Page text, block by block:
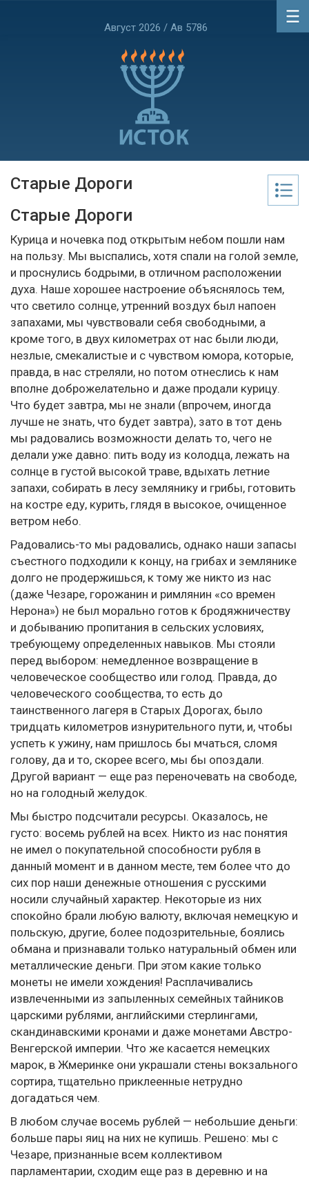
Август 2026 / Ав 5786
Старые Дороги
Старые Дороги
Курица и ночевка под открытым небом пошли нам
на пользу. Мы выспались, хотя спали на голой земле,
и проснулись бодрыми, в отличном расположении
духа. Наше хорошее настроение объяснялось тем,
что светило солнце, утренний воздух был напоен
запахами, мы чувствовали себя свободными, а
кроме того, в двух километрах от нас были люди,
незлые, смекалистые и с чувством юмора, которые,
правда, в нас стреляли, но потом отнеслись к нам
вполне доброжелательно и даже продали курицу.
Что будет завтра, мы не знали (впрочем, иногда
лучше не знать, что будет завтра), зато в тот день
мы радовались возможности делать то, чего не
делали уже давно: пить воду из колодца, лежать на
солнце в густой высокой траве, вдыхать летние
запахи, собирать в лесу землянику и грибы, готовить
на костре еду, курить, глядя в высокое, очищенное
ветром небо.
Радовались-то мы радовались, однако наши запасы
съестного подходили к концу, на грибах и землянике
долго не продержишься, к тому же никто из нас
(даже Чезаре, горожанин и римлянин «со времен
Нерона») не был морально готов к бродяжничеству
и добыванию пропитания в сельских условиях,
требующему определенных навыков. Мы стояли
перед выбором: немедленное возвращение в
человеческое сообщество или голод. Правда, до
человеческого сообщества, то есть до
таинственного лагеря в Старых Дорогах, было
тридцать километров изнурительного пути, и, чтобы
успеть к ужину, нам пришлось бы мчаться, сломя
голову, да и то, скорее всего, мы бы опоздали.
Другой вариант — еще раз переночевать на свободе,
но на голодный желудок.
Мы быстро подсчитали ресурсы. Оказалось, не
густо: восемь рублей на всех. Никто из нас понятия
не имел о покупательной способности рубля в
данный момент и в данном месте, тем более что до
сих пор наши денежные отношения с русскими
носили случайный характер. Некоторые из них
спокойно брали любую валюту, включая немецкую и
польскую, другие, более подозрительные, боялись
обмана и признавали только натуральный обмен или
металлические деньги. При этом какие только
монеты не имели хождения! Расплачивались
извлеченными из запыленных семейных тайников
царскими рублями, английскими стерлингами,
скандинавскими кронами и даже монетами Австро-
Венгерской империи. Что же касается немецких
марок, в Жмеринке они украшали стены вокзального
сортира, тщательно приклеенные нетрудно
догадаться чем.
В любом случае восемь рублей — небольшие деньги:
больше пары яиц на них не купишь. Решено: мы с
Чезаре, признанные всем коллективом
парламентарии, сходим еще раз в деревню и на